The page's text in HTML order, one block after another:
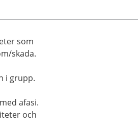
som
skada.
i grupp.
afasi.
och